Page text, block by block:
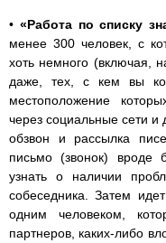
• «Работа по списку
менее 300 человек, с
хоть немного (включая,
даже, тех, с кем вы
местоположение
через социальные сети и
обзвон и рассылка
письмо (звонок)
узнать о наличии
собеседника. Затем
одним человеком,
партнеров, каких-либо